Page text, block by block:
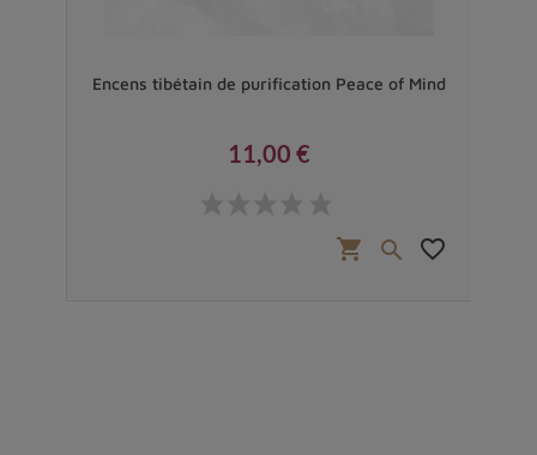
Encens tibétain de purification Peace of Mind
11,00 €
shopping_cart  favorite_border